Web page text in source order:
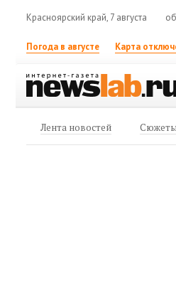
Красноярский край, 7 августа
Погода в августе Карта
Лента новостей